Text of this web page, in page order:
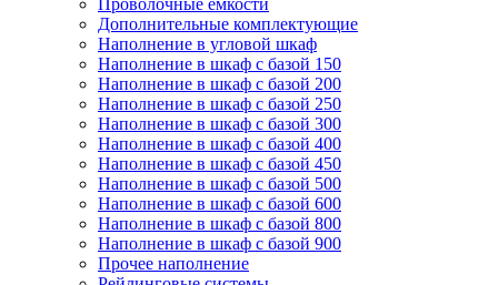
Проволочные емкости
Дополнительные комплектующие
Наполнение в угловой шкаф
Наполнение в шкаф с базой 150
Наполнение в шкаф с базой 200
Наполнение в шкаф с базой 250
Наполнение в шкаф с базой 300
Наполнение в шкаф с базой 400
Наполнение в шкаф с базой 450
Наполнение в шкаф с базой 500
Наполнение в шкаф с базой 600
Наполнение в шкаф с базой 800
Наполнение в шкаф с базой 900
Прочее наполнение